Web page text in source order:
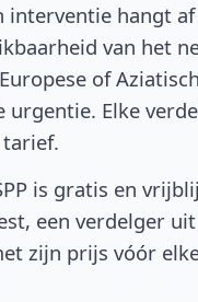
interventie hangt
van het
of
urgentie. Elke
is gratis en
een verdelger
zijn prijs vóór